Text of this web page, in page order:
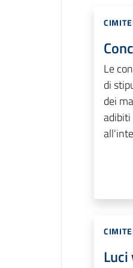
Le
di
dei